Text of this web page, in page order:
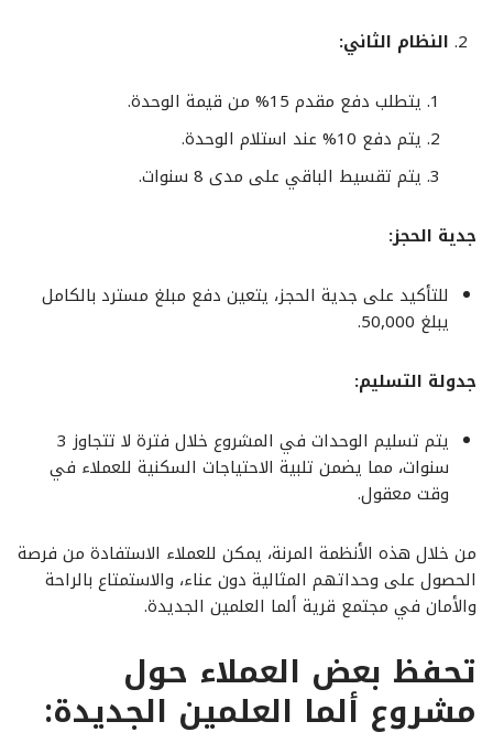
النظام الثاني:
يتطلب دفع مقدم 15% من قيمة الوحدة.
يتم دفع 10% عند استلام الوحدة.
يتم تقسيط الباقي على مدى 8 سنوات.
جدية الحجز:
للتأكيد على جدية الحجز، يتعين دفع مبلغ مسترد بالكامل
يبلغ 50,000.
جدولة التسليم:
يتم تسليم الوحدات في المشروع خلال فترة لا تتجاوز 3
سنوات، مما يضمن تلبية الاحتياجات السكنية للعملاء في
وقت معقول.
من خلال هذه الأنظمة المرنة، يمكن للعملاء الاستفادة من فرصة
الحصول على وحداتهم المثالية دون عناء، والاستمتاع بالراحة
والأمان في مجتمع قرية ألما العلمين الجديدة.
تحفظ بعض العملاء حول
مشروع ألما العلمين الجديدة: